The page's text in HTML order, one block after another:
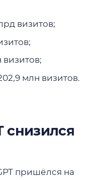
визитов;
млн визитов.
снизился
пришёлся на